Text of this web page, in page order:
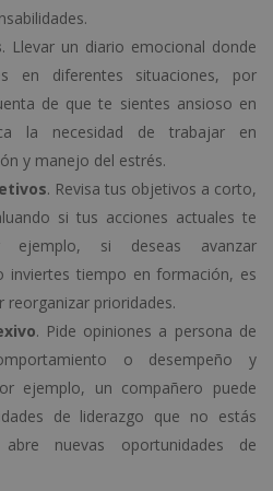
. Llevar un diario emocional donde
en diferentes situaciones, por
de que te sientes ansioso en
la necesidad de trabajar en
y manejo del estrés.
. Revisa tus objetivos a corto,
si tus acciones actuales te
si deseas avanzar
inviertes tiempo en formación, es
reorganizar prioridades.
. Pide opiniones a persona de
o desempeño y
ejemplo, un compañero puede
de liderazgo que no estás
nuevas oportunidades de